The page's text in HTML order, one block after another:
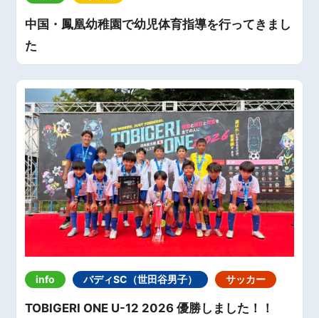
中国・鳳凰幼稚園で幼児体育指導を行ってきまし
た
info バディSC（世田谷男子） サッカー
TOBIGERI ONE U-12 2026 優勝しました！！